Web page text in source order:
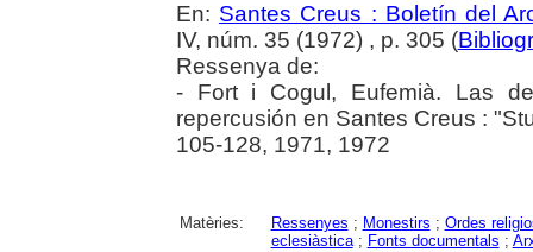
En: Santes Creus : Boletín del
IV, núm. 35 (1972) , p. 305 (
Ressenya de:
- Fort i Cogul, Eufemià. Las
repercusión en Santes Creus :
105-128, 1971, 1972
Matèries: Ressenyes ; Monestirs ; Ordes
eclesiàstica; Fonts documentals ;